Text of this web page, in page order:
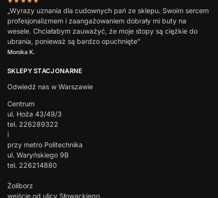
„Wyrazy uznania dla cudownych pań ze sklepu. Swoim sercem
profesjonalizmem i zaangażowaniem dobrały mi buty na
wesele. Chciałabym zauważyć, że moje stopy są ciężkie do
ubrania, ponieważ są bardzo opuchnięte”
Monika K.
SKLEPY STACJONARNE
Odwiedź nas w Warszawie
Centrum
ul. Hoża 43/49/3
tel. 226289322
i
przy metro Politechnika
ul. Waryńskiego 9B
tel. 226214880
Żoliborz
wejście od ulicy Słowackiego